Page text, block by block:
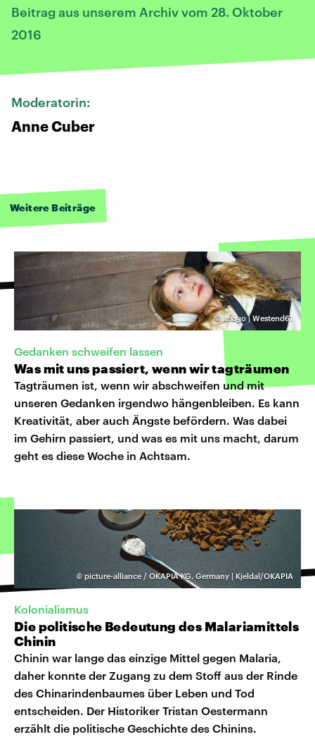
Beitrag aus unserem Archiv vom 28. Oktober
2016
Moderatorin:
Anne Cuber
Weitere Beiträge
©Imago | Westend61
Gedanken schweifen lassen
Was mit uns passiert, wenn wir tagträumen
Tagträumen ist, wenn wir abschweifen und mit
unseren Gedanken irgendwo hängenbleiben. Es kann
Kreativität, aber auch Ängste befördern. Was dabei
im Gehirn passiert, und was es mit uns macht, darum
geht es diese Woche in Achtsam.
© picture-alliance / OKAPIA KG, Germany | Kjeldal/OKAPIA
Kolonialismus
Die politische Bedeutung des Malariamittels
Chinin
Chinin war lange das einzige Mittel gegen Malaria,
daher konnte der Zugang zu dem Stoff aus der Rinde
des Chinarindenbaumes über Leben und Tod
entscheiden. Der Historiker Tristan Oestermann
erzählt die politische Geschichte des Chinins.